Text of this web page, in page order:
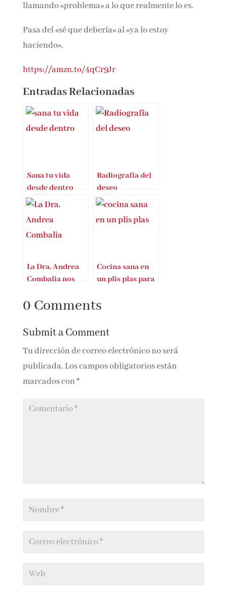
llamando «problema» a lo que realmente lo es.
Pasa del «sé que debería» al «ya lo estoy
haciendo».
https://amzn.to/4qCr9Jr
Entradas Relacionadas
Sana tu vida
desde dentro
Radiografía del
deseo
La Dra. Andrea
Combalia nos
corpore sano
Cocina sana en
un plis plas para
0 Comments
Submit a Comment
Tu dirección de correo electrónico no será
publicada.Los campos obligatorios están
marcados con*